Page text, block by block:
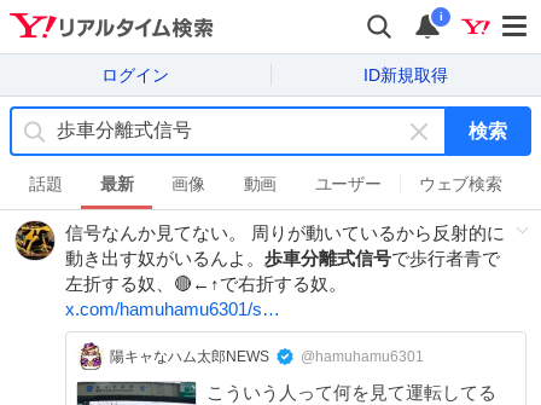
i
ログイン ID新規取得
キ
ー
ワ
ー
ド
す
検索
話題 最新 画像 動画 ユーザー ウェブ検索
信号なんか見てない。 周りが動いているから反射的に
動き出す奴がいるんよ。 歩車分離式信号で歩行者青で
左折する奴、🔴←↑で右折する奴。
x.com/hamuhamu6301/s…
陽キャなハム太郎NEWS @hamuhamu6301
こういう人って何を見て運転してる